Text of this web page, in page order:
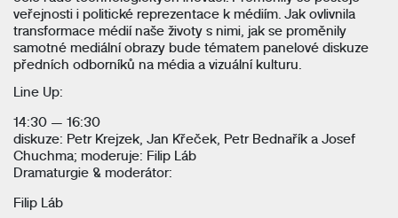
veřejnosti i politické reprezentace k médiím. Jak ovlivnila
transformace médií naše životy s nimi, jak se proměnily
samotné mediální obrazy bude tématem panelové diskuze
předních odborníků na média a vizuální kulturu.
Line Up:
14:30 — 16:30
diskuze: Petr Krejzek, Jan Křeček, Petr Bednařík a Josef
Chuchma; moderuje: Filip Láb
Dramaturgie & moderátor:
Filip Láb